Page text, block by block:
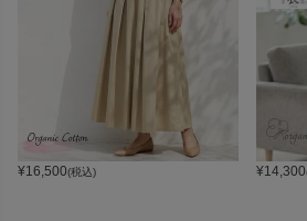
¥16,500(税込) ¥14,300